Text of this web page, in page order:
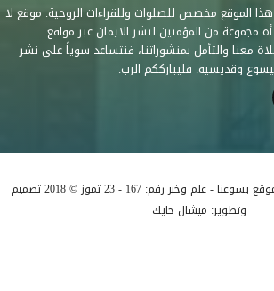
الموقع مخصص للصلوات وللقراءات الروحية. موقع لا
مجموعة من المؤمنين لنشر الايمان عبر مواقع
معنا والتأمل بمنشوراتنا، فنتساعد سوياً على نشر
وقديسيه. فليبارككم الرب.
جميع الحقوق محفوظة: موقع يسوعنا - علم وخبر رقم: 167 - 23 تموز © 2018 تصميم
وتطوير: ميشال حايك